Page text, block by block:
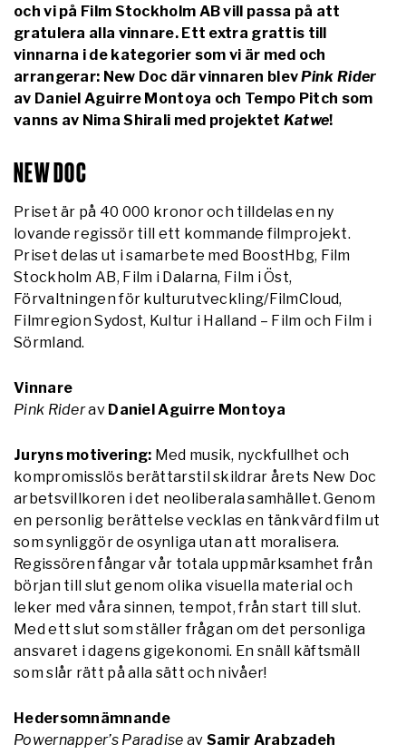
och vi på Film Stockholm AB vill passa på att
gratulera alla vinnare. Ett extra grattis till
vinnarna i de kategorier som vi är med och
arrangerar: New Doc där vinnaren blevPink Rider
av Daniel Aguirre Montoya och Tempo Pitch som
vanns av Nima Shirali med projektet Katwe!
NEW DOC
Priset är på 40 000 kronor och tilldelas en ny
lovande regissör till ett kommande filmprojekt.
Priset delas ut i samarbete med BoostHbg, Film
Stockholm AB, Film i Dalarna, Film i Öst,
Förvaltningen för kulturutveckling/FilmCloud,
Filmregion Sydost, Kultur i Halland – Film och Film i
Sörmland.
Vinnare
Pink Riderav Daniel Aguirre Montoya
Juryns motivering: Med musik, nyckfullhet och
kompromisslös berättarstil skildrar årets New Doc
arbetsvillkoren i det neoliberala samhället. Genom
en personlig berättelse vecklas en tänkvärd film ut
som synliggör de osynliga utan att moralisera.
Regissören fångar vår totala uppmärksamhet från
början till slut genom olika visuella material och
leker med våra sinnen, tempot, från start till slut.
Med ett slut som ställer frågan om det personliga
ansvaret i dagens gigekonomi. En snäll käftsmäll
som slår rätt på alla sätt och nivåer!
Hedersomnämnande
Powernapper’s Paradise av Samir Arabzadeh